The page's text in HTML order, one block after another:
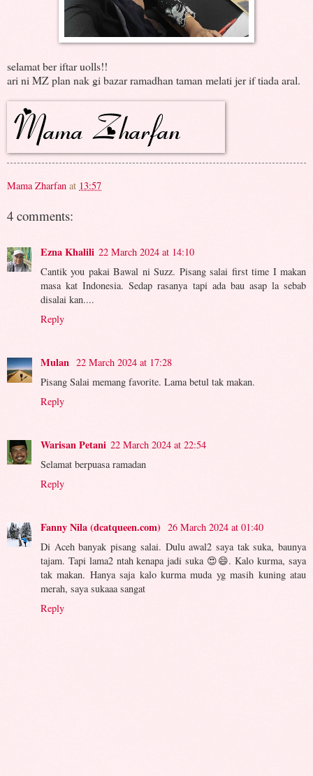
selamat ber iftar uolls!!
ari ni MZ plan nak gi bazar ramadhan taman melati jer if tiada aral.
Mama Zharfan at 13:57
4 comments:
Ezna Khalili 22 March 2024 at 14:10
Cantik you pakai Bawal ni Suzz. Pisang salai first time I makan
masa kat Indonesia. Sedap rasanya tapi ada bau asap la sebab
disalai kan....
Reply
Mulan 22 March 2024 at 17:28
Pisang Salai memang favorite. Lama betul tak makan.
Reply
Warisan Petani 22 March 2024 at 22:54
Selamat berpuasa ramadan
Reply
Fanny Nila (dcatqueen.com) 26 March 2024 at 01:40
Di Aceh banyak pisang salai. Dulu awal2 saya tak suka, baunya
tajam. Tapi lama2 ntah kenapa jadi suka 😍😄. Kalo kurma, saya
tak makan. Hanya saja kalo kurma muda yg masih kuning atau
merah, saya sukaaa sangat
Reply